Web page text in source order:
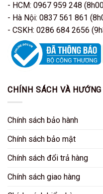
- HCM: 0967 959 248
- Hà Nội: 0837 561 861
- CSKH: 0286 684 2656
CHÍNH SÁCH VÀ HƯỚNG
Chính sách bảo hành
Chính sách bảo mật
Chính sách đổi trả hàng
Chính sách giao hàng